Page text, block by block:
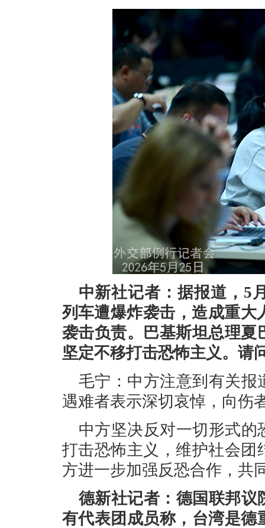
中新社记者：据报道，5
列车遭爆炸袭击，造成重大
袭击负责。巴基斯坦总理夏
坚定不移打击恐怖主义。请
毛宁：中方注意到有关报
遇难者表示深切哀悼，向伤
中方坚决反对一切形式
打击恐怖主义，维护社会
方进一步加强反恐合作，共
德新社记者：德国联邦议
有代表团成员称，台湾是